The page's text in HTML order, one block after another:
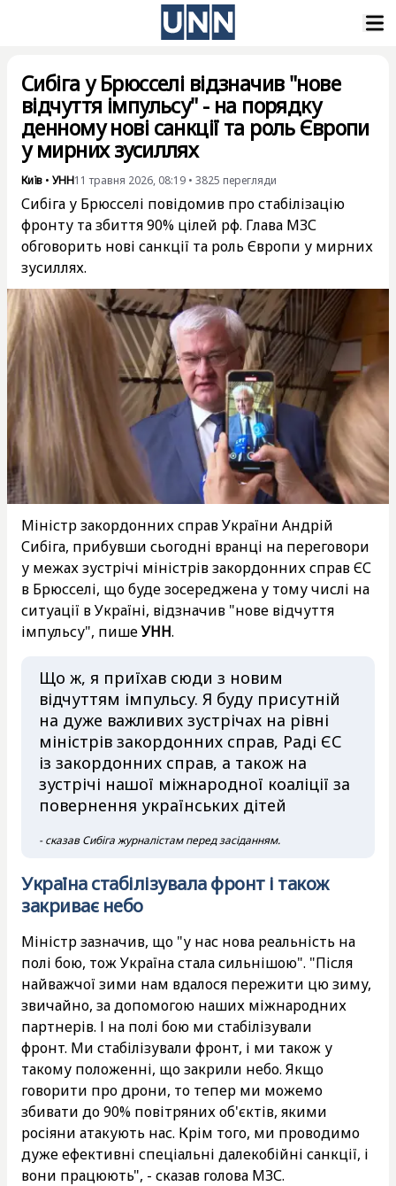
Сибіга у Брюсселі відзначив "нове
відчуття імпульсу" - на порядку
денному нові санкції та роль Європи
у мирних зусиллях
Київ • УНН11 травня 2026, 08:19 • 3825 перегляди
Сибіга у Брюсселі повідомив про стабілізацію
фронту та збиття 90% цілей рф. Глава МЗС
обговорить нові санкції та роль Європи у мирних
зусиллях.
Міністр закордонних справ України Андрій
Сибіга, прибувши сьогодні вранці на переговори
у межах зустрічі міністрів закордонних справ ЄС
в Брюсселі, що буде зосереджена у тому числі на
ситуації в Україні, відзначив "нове відчуття
імпульсу", пишеУНН.
Що ж, я приїхав сюди з новим
відчуттям імпульсу. Я буду присутній
на дуже важливих зустрічах на рівні
міністрів закордонних справ, Раді ЄС
із закордонних справ, а також на
зустрічі нашої міжнародної коаліції за
повернення українських дітей
- сказав Сибіга журналістам перед засіданням.
Україна стабілізувала фронт і також
закриває небо
Міністр зазначив, що "у нас нова реальність на
полі бою, тож Україна стала сильнішою". ​​"Після
найважчої зими нам вдалося пережити цю зиму,
звичайно, за допомогою наших міжнародних
партнерів. І на полі бою ми стабілізували
фронт. Ми стабілізували фронт, і ми також у
такому положенні, що закрили небо. Якщо
говорити про дрони, то тепер ми можемо
збивати до 90% повітряних об'єктів, якими
росіяни атакують нас. Крім того, ми проводимо
дуже ефективні спеціальні далекобійні санкції, і
вони працюють", - сказав голова МЗС.